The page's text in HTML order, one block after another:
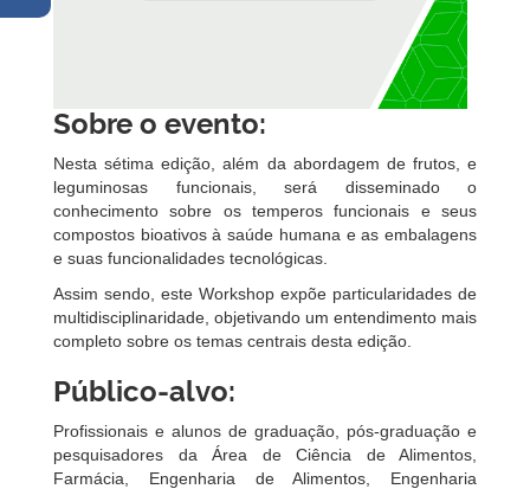
Sobre o evento:
Nesta sétima edição, além da abordagem de frutos, e
leguminosas funcionais, será disseminado o
conhecimento sobre os temperos funcionais e seus
compostos bioativos à saúde humana e as embalagens
e suas funcionalidades tecnológicas.
Assim sendo, este Workshop expõe particularidades de
multidisciplinaridade, objetivando um entendimento mais
completo sobre os temas centrais desta edição.
Público-alvo:
Profissionais e alunos de graduação, pós-graduação e
pesquisadores da Área de Ciência de Alimentos,
Farmácia, Engenharia de Alimentos, Engenharia